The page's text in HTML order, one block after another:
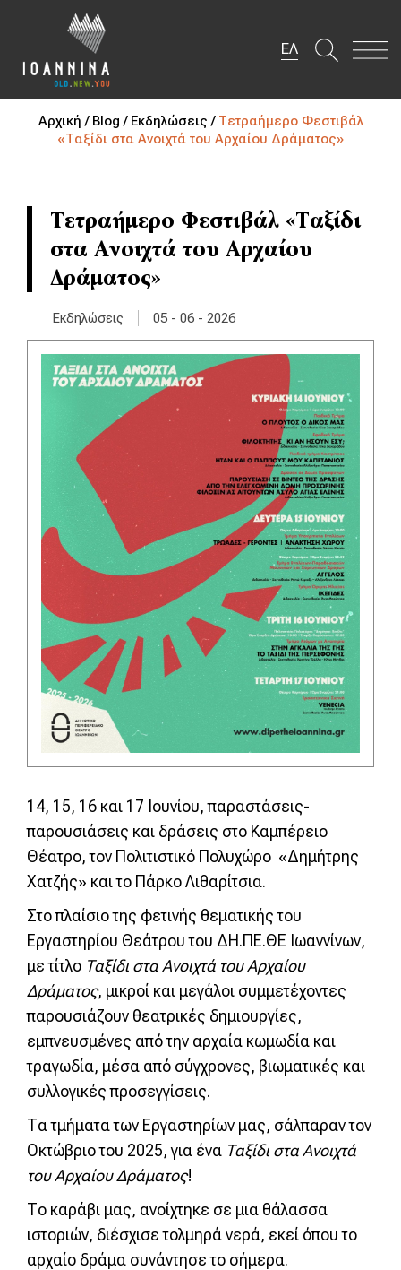
ΕΛ
Αρχική / Blog / Εκδηλώσεις / Τετραήμερο Φεστιβάλ
«Ταξίδι στα Ανοιχτά του Αρχαίου Δράματος»
Τετραήμερο Φεστιβάλ «Ταξίδι
στα Ανοιχτά του Αρχαίου
Δράματος»
Εκδηλώσεις 05 - 06 - 2026
14, 15, 16 και 17 Ιουνίου, παραστάσεις-
παρουσιάσεις και δράσεις στο Καμπέρειο
Θέατρο, τον Πολιτιστικό Πολυχώρο «Δημήτρης
Χατζής» και το Πάρκο Λιθαρίτσια.
Στο πλαίσιο της φετινής θεματικής του
Εργαστηρίου Θεάτρου του ΔΗ.ΠΕ.ΘΕ Ιωαννίνων,
με τίτλο Ταξίδι στα Ανοιχτά του Αρχαίου
Δράματος, μικροί και μεγάλοι συμμετέχοντες
παρουσιάζουν θεατρικές δημιουργίες,
εμπνευσμένες από την αρχαία κωμωδία και
τραγωδία, μέσα από σύγχρονες, βιωματικές και
συλλογικές προσεγγίσεις.
Τα τμήματα των Εργαστηρίων μας, σάλπαραν τον
Οκτώβριο του 2025, για ένα Ταξίδι στα Ανοιχτά
του Αρχαίου Δράματος!
Το καράβι μας, ανοίχτηκε σε μια θάλασσα
ιστοριών, διέσχισε τολμηρά νερά, εκεί όπου το
αρχαίο δράμα συνάντησε το σήμερα.